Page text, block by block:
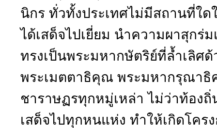
นิกร ทั่วทั้งประเทศไม่มีสถานที่ใด
ได้เสด็จไปเยี่ยม นำความผาสุกร่
ทรงเป็นพระมหากษัตริย์ที่ล้ำเลิศ
พระเมตตาธิคุณ พระมหากรุณาธิ
ชาราษฏรทุกหมู่เหล่า ไม่ว่าท้องถิ่
เสด็จไปทุกหนแห่ง ทำให้เกิดโค